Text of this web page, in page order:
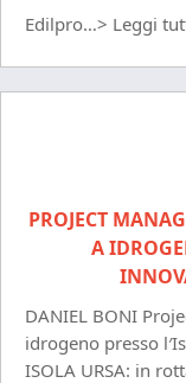
Edilpro…> Leggi
PROJECT
A
DANIEL BONI
idrogeno presso
ISOLA URSA: in